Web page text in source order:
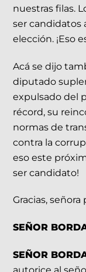
nuestras filas.
ser candidatos
elección. ¡Eso
Acá se dijo
diputado
expulsado del
récord, su
normas de
contra la
eso este
ser candidato!
Gracias,
SEÑOR
SEÑOR